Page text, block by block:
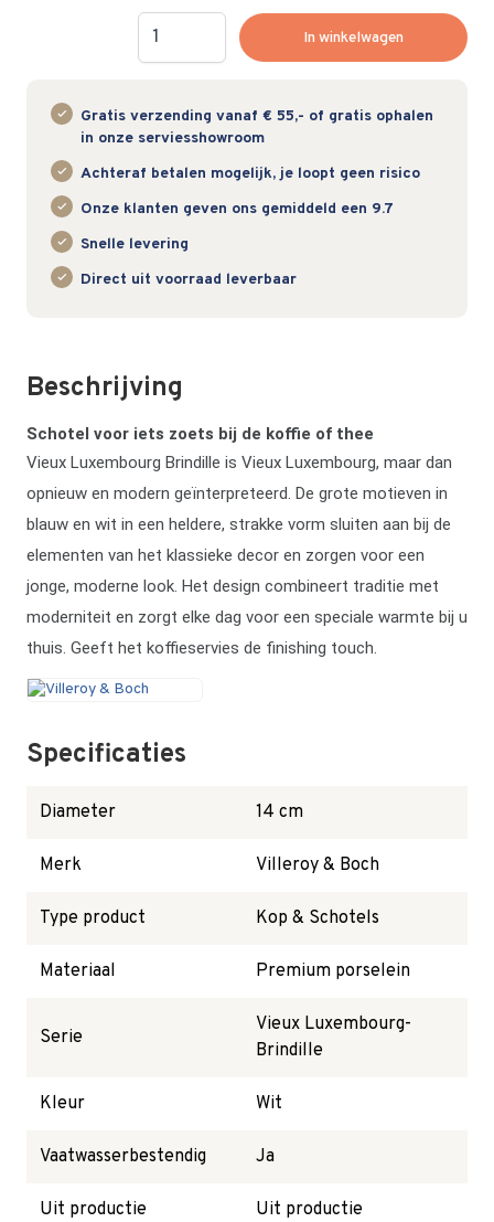
Hoeveelheid
In winkelwagen
Gratis verzending vanaf € 55,- of gratis ophalen
in onze serviesshowroom
Achteraf betalen mogelijk, je loopt geen risico
Onze klanten geven ons gemiddeld een 9.7
Snelle levering
Direct uit voorraad leverbaar
Beschrijving
Schotel voor iets zoets bij de koffie of thee
Vieux Luxembourg Brindille is Vieux Luxembourg, maar dan
opnieuw en modern geïnterpreteerd. De grote motieven in
blauw en wit in een heldere, strakke vorm sluiten aan bij de
elementen van het klassieke decor en zorgen voor een
jonge, moderne look. Het design combineert traditie met
moderniteit en zorgt elke dag voor een speciale warmte bij u
thuis. Geeft het koffieservies de finishing touch.
Specificaties
Diameter 14 cm
Merk Villeroy & Boch
Type product Kop & Schotels
Materiaal Premium porselein
Serie
Vieux Luxembourg-
Brindille
Kleur Wit
Vaatwasserbestendig Ja
Uit productie Uit productie